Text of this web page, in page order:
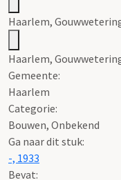
Haarlem,
Haarlem,
Gemeente:
Haarlem
Categorie:
Bouwen, Onbekend
Ga naar dit stuk:
-, 1933
Bevat: